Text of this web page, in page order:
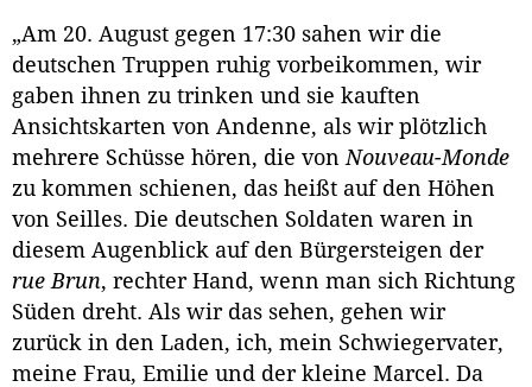
„Am 20. August gegen 17:30 sahen wir die
deutschen Truppen ruhig vorbeikommen, wir
gaben ihnen zu trinken und sie kauften
Ansichtskarten von Andenne, als wir plötzlich
mehrere Schüsse hören, die vonNouveau-Monde
zu kommen schienen, das heißt auf den Höhen
von Seilles. Die deutschen Soldaten waren in
diesem Augenblick auf den Bürgersteigen der
rue Brun, rechter Hand, wenn man sich Richtung
Süden dreht. Als wir das sehen, gehen wir
zurück in den Laden, ich, mein Schwiegervater,
meine Frau, Emilie und der kleine Marcel. Da